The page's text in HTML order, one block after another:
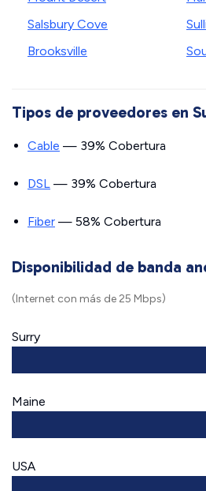
Salsbury Cove
Brooksville
Tipos de proveedores en
Cable — 39% Cobertura
DSL — 39% Cobertura
Fiber — 58% Cobertura
Disponibilidad de banda
(Internet con más de 25 Mbps)
Surry
Maine
USA